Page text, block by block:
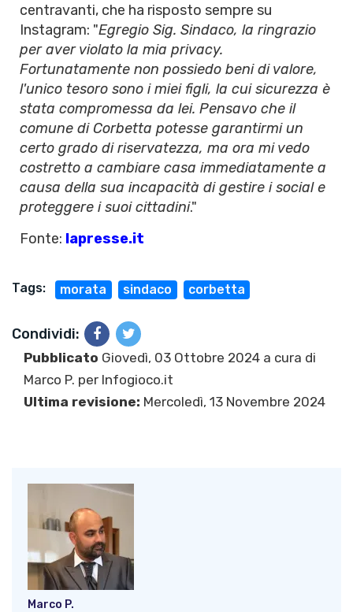
centravanti, che ha risposto sempre su
Instagram: "Egregio Sig. Sindaco, la ringrazio
per aver violato la mia privacy.
Fortunatamente non possiedo beni di valore,
l'unico tesoro sono i miei figli, la cui sicurezza è
stata compromessa da lei. Pensavo che il
comune di Corbetta potesse garantirmi un
certo grado di riservatezza, ma ora mi vedo
costretto a cambiare casa immediatamente a
causa della sua incapacità di gestire i social e
proteggere i suoi cittadini."
Fonte: lapresse.it
Tags: morata sindaco corbetta
Condividi:
Pubblicato Giovedì, 03 Ottobre 2024 a cura di
Marco P. per Infogioco.it
Ultima revisione: Mercoledì, 13 Novembre 2024
Marco P.